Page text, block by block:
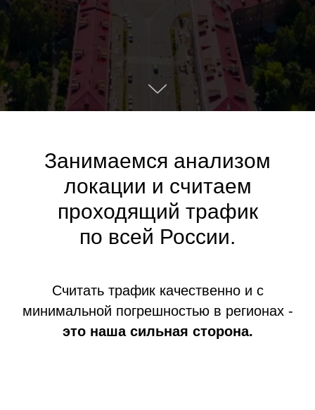
Занимаемся анализом
локации и считаем
проходящий трафик
по всей России.
Считать трафик качественно и с
минимальной погрешностью в регионах -
это наша сильная сторона.